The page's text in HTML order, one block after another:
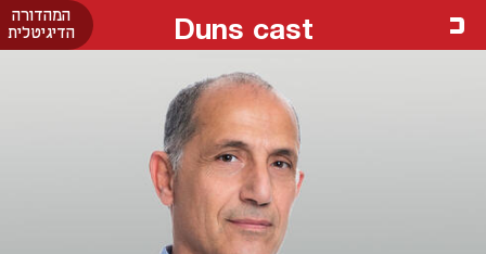
המהדורה
הדיגיטלית
Duns cast